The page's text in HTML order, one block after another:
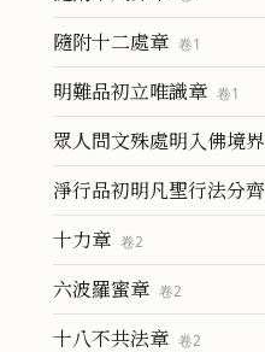
隨附十二處章 卷1
明難品初立唯識章 卷1
眾人問文殊處明入佛境
淨行品初明凡聖行法分
十力章 卷2
六波羅蜜章 卷2
十八不共法章 卷2